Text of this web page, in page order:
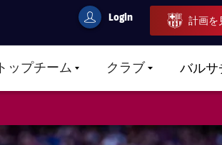
userCulers
Login 計画を
トップチームLABEL.ARIA.CARETDOWN
クラブ バルサ